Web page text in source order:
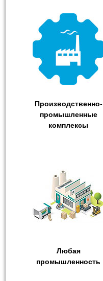
Производственно-
промышленные
комплексы
Любая
промышленность